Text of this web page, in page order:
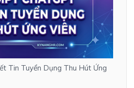
Tin Tuyển Dụng Thu Hút Ứng